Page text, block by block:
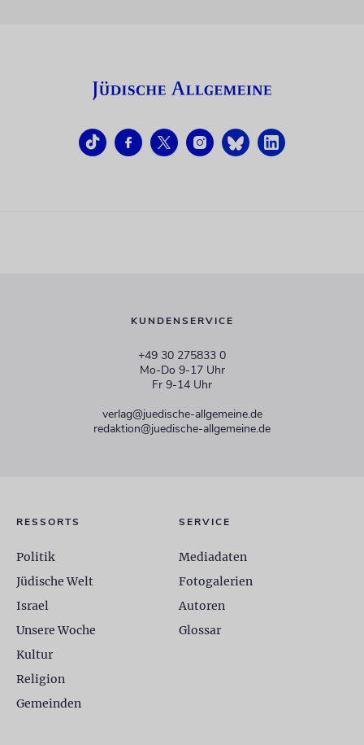
KUNDENSERVICE
+49 30 275833 0
Mo-Do 9-17 Uhr
Fr 9-14 Uhr
verlag@juedische-allgemeine.de
redaktion@juedische-allgemeine.de
RESSORTS
Politik
Jüdische Welt
Israel
Unsere Woche
Kultur
Religion
Gemeinden
SERVICE
Mediadaten
Fotogalerien
Autoren
Glossar